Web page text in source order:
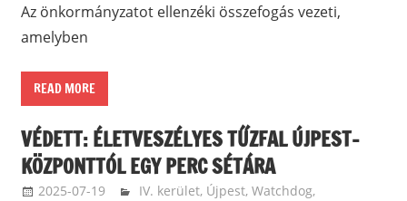
Az önkormányzatot ellenzéki összefogás vezeti,
amelyben
READ MORE
VÉDETT: ÉLETVESZÉLYES TŰZFAL ÚJPEST-
KÖZPONTTÓL EGY PERC SÉTÁRA
2025-07-19 ketfarkukutya
IV. kerület, Újpest, Watchdog,